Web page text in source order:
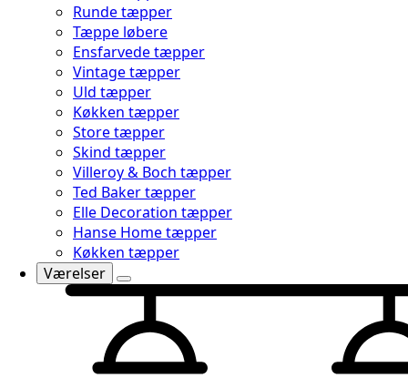
Runde tæpper
Tæppe løbere
Ensfarvede tæpper
Vintage tæpper
Uld tæpper
Køkken tæpper
Store tæpper
Skind tæpper
Villeroy & Boch tæpper
Ted Baker tæpper
Elle Decoration tæpper
Hanse Home tæpper
Køkken tæpper
Værelser